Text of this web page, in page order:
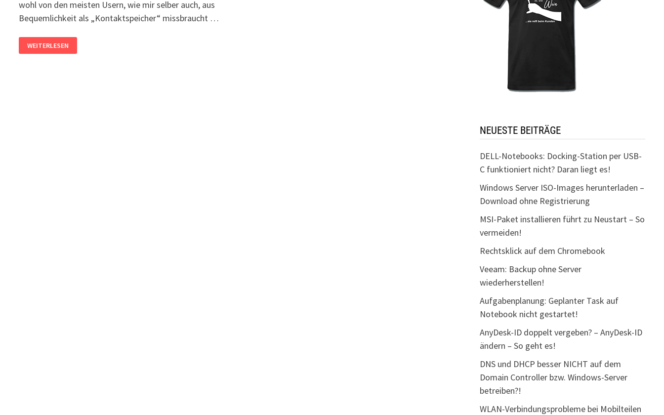
wohl von den meisten Usern, wie mir selber auch, aus
Bequemlichkeit als „Kontaktspeicher“ missbraucht …
AUTOCOMPLETE
FÜR
WEITERLESEN
NEUESTE BEITRÄGE
DELL-Notebooks: Docking-Station per USB-
C funktioniert nicht? Daran liegt es!
Windows Server ISO-Images herunterladen –
Download ohne Registrierung
MSI-Paket installieren führt zu Neustart – So
vermeiden!
Rechtsklick auf dem Chromebook
Veeam: Backup ohne Server
wiederherstellen!
Aufgabenplanung: Geplanter Task auf
Notebook nicht gestartet!
AnyDesk-ID doppelt vergeben? – AnyDesk-ID
ändern – So geht es!
DNS und DHCP besser NICHT auf dem
Domain Controller bzw. Windows-Server
betreiben?!
WLAN-Verbindungsprobleme bei Mobilteilen